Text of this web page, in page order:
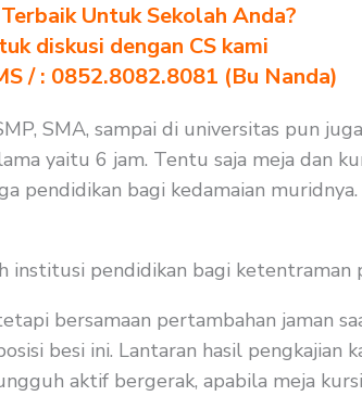
Untuk Sekolah Anda?
diskusi dengan CS kami
/ : 0852.8082.8081 (Bu Nanda)
SMA, sampai di universitas pun
yaitu 6 jam. Tentu saja meja dan
pendidikan bagi kedamaian muridnya.
pendidikan bagi ketentraman
bersamaan pertambahan jaman
besi ini. Lantaran hasil pengkajian
aktif bergerak, apabila meja